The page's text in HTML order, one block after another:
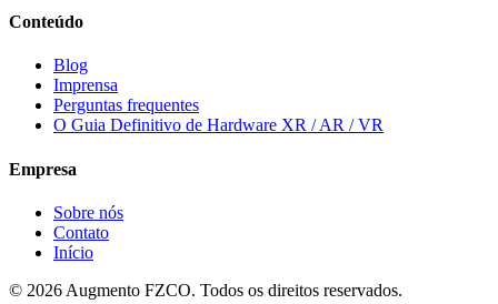
Conteúdo
Blog
Imprensa
Perguntas frequentes
O Guia Definitivo de Hardware XR / AR / VR
Empresa
Sobre nós
Contato
Início
© 2026 Augmento FZCO. Todos os direitos reservados.